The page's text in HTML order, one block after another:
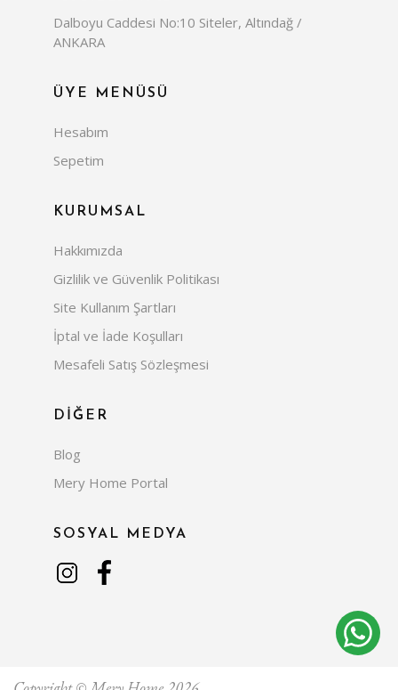
Dalboyu Caddesi No:10 Siteler, Altındağ /
ANKARA
ÜYE MENÜSÜ
Hesabım
Sepetim
KURUMSAL
Hakkımızda
Gizlilik ve Güvenlik Politikası
Site Kullanım Şartları
İptal ve İade Koşulları
Mesafeli Satış Sözleşmesi
DİĞER
Blog
Mery Home Portal
SOSYAL MEDYA